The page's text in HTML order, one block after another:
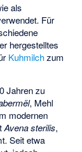
als
Für
hergestelltes
Kuhmilchzum
Jahren zu
, Mehl
modernen
Avena sterilis,
Seit etwa